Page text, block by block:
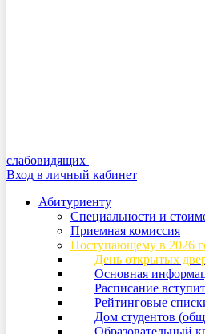
слабовидящих
Вход в личный кабинет
Абитуриенту
Специальности и
Приемная комиссия
Поступающему в 2026
День открытых
Основная
Расписание
Рейтинговые
Дом студентов
Образовательный